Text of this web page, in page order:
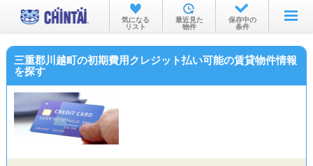
お部屋を探す
沿線・駅から
気になる
リスト
最近見た
物件
保存中の
条件
三重郡川越町の初期費用クレジット払い可能の賃貸物件情報
を探す